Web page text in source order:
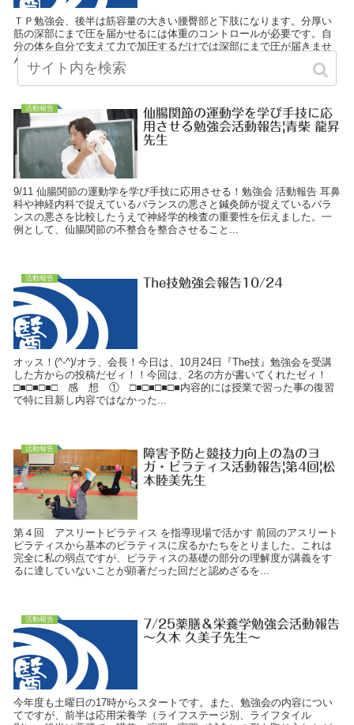
ＴＰ勉強会、後半は筋容量の大きい腰臀部と下肢になります。分厚い
筋の深部にまで圧を届かせるには体重のコントロールが必要です。自
分の体を自分で支えて力で加圧するだけでは深部にまで圧が届きませ
ん。筋の深部にアプローチして関連痛を誘発するには体重を...
活動報告
仙腸関節の運動学を学び手技に応
用させる勉強会活動報告|青柴 龍昇
先生
9/11 仙腸関節の運動学を学び手技に応用させる！勉強会 活動報告 耳鼻
科や神経内科で捉えているバランスの悪さと鍼灸師が捉えているバラ
ンスの悪さを比較したうえで神経学的検査の重要性を伝えました。一
例として、仙腸関節の不整合を整合させること...
活動報告 The技勉強会報告10/24
オッス！(^-^)/オラ、会長！今日は、10月24日『The技』勉強会を受講
した方からの投稿だゼィ！！今回は、2名の方が書いてくれたゼィ！
□■□■□■□ 感 想 ① □■□■□■□■内容的には授業で習った事の復習
で特に目新し内容ではなかった...
活動報告
障害予防と競技力向上の為のヨ
ガ・ピラティス活動報告|第4回|松
本睦美先生
第４回 アスリートピラティス を指導現場で活かす 前回のアスリート
ピラティスから基本のピラティスに戻るかたちをとりました。これは
完全に私の弱点ですが、ピラティスの基礎の部分の理解度が講義をす
るに達していないことが顕著だった回だと認めざるを...
活動報告
7/25薬膳＆栄養学勉強会活動報告
～久木 久美子先生～
今年度も土曜日の17時からスタートです。また、勉強会の内容につい
てですが、前半は応用栄養学（ライフステージ別、ライフタイル